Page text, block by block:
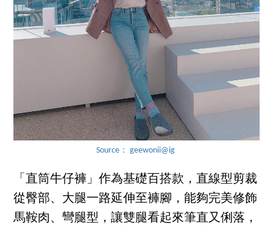
Source： geewonii@ig
「直筒牛仔褲」作為基礎百搭款，直線型剪裁
從臀部、大腿一路延伸至褲腳，能夠完美修飾
馬鞍肉、彎腿型，讓雙腿看起來筆直又俐落，